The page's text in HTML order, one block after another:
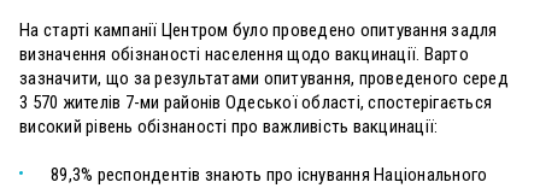
На старті кампанії Центром було проведено опитування задля
визначення обізнаності населення щодо вакцинації. Варто
зазначити, що за результатами опитування, проведеного серед
3 570 жителів 7-ми районів Одеської області, спостерігається
високий рівень обізнаності про важливість вакцинації:
89,3% респондентів знають про існування Національного